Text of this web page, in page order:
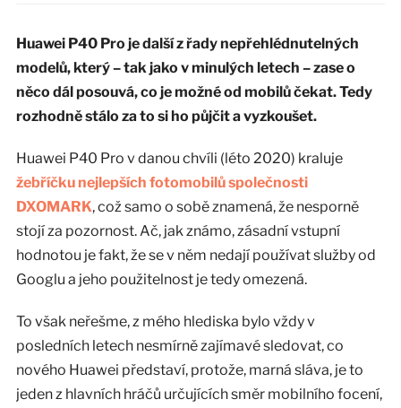
Huawei P40 Pro je další z řady nepřehlédnutelných
modelů, který – tak jako v minulých letech – zase o
něco dál posouvá, co je možné od mobilů čekat. Tedy
rozhodně stálo za to si ho půjčit a vyzkoušet.
Huawei P40 Pro v danou chvíli (léto 2020) kraluje
žebříčku nejlepších fotomobilů společnosti
DXOMARK, což samo o sobě znamená, že nesporně
stojí za pozornost. Ač, jak známo, zásadní vstupní
hodnotou je fakt, že se v něm nedají používat služby od
Googlu a jeho použitelnost je tedy omezená.
To však neřešme, z mého hlediska bylo vždy v
posledních letech nesmírně zajímavé sledovat, co
nového Huawei představí, protože, marná sláva, je to
jeden z hlavních hráčů určujících směr mobilního focení,